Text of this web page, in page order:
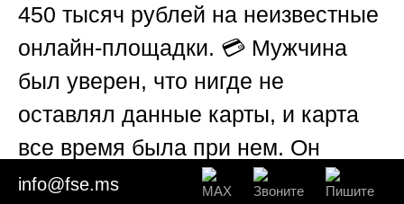
450 тысяч рублей на неизвестные
онлайн-площадки. 💳 Мужчина
был уверен, что нигде не
оставлял данные карты, и карта
все время была при нем. Он
обратился в полицию, но
info@fse.ms